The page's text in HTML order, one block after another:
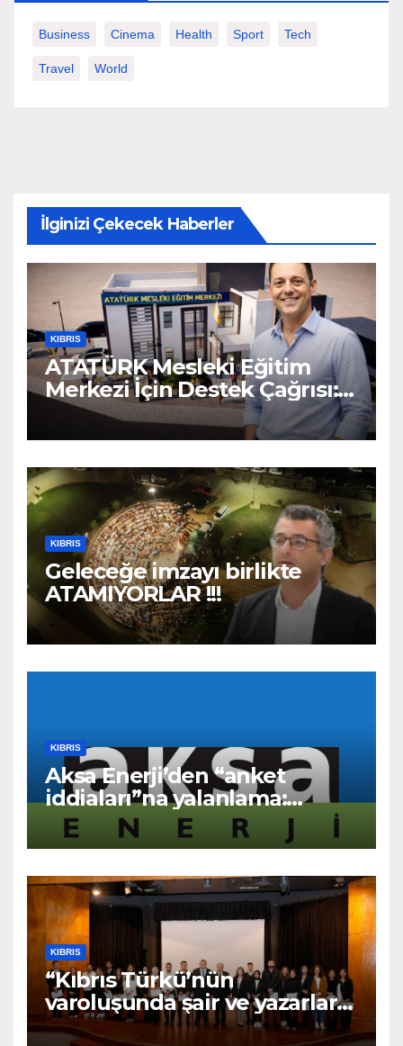
Business Cinema Health Sport Tech
Travel World
İlginizi Çekecek Haberler
KIBRIS
ATATÜRK Mesleki Eğitim
Merkezi İçin Destek Çağrısı:
“Geleceğe Açılan Kapıyı
Birlikte Tamamlayalım”
KIBRIS
Geleceğe imzayı birlikte
ATAMIYORLAR !!!
KIBRIS
Aksa Enerji’den “anket
iddiaları”na yalanlama:
“Asılsız ve mesnetsiz
haberler”
KIBRIS
“Kıbrıs Türkü’nün
varoluşunda şair ve yazarların
katkıları büyüktür” – BRTK